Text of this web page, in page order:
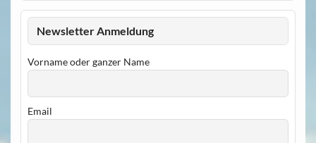
Newsletter Anmeldung
Vorname oder ganzer Name
Email